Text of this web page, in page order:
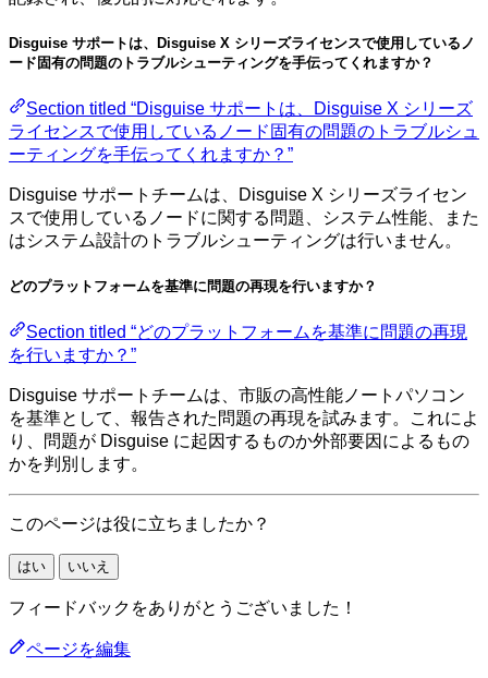
Disguise サポートは、Disguise X シリーズライセンスで使用しているノ
ード固有の問題のトラブルシューティングを手伝ってくれますか？
Section titled “Disguise サポートは、Disguise X シリーズ
ライセンスで使用しているノード固有の問題のトラブルシュ
ーティングを手伝ってくれますか？”
Disguise サポートチームは、Disguise X シリーズライセン
スで使用しているノードに関する問題、システム性能、また
はシステム設計のトラブルシューティングは行いません。
どのプラットフォームを基準に問題の再現を行いますか？
Section titled “どのプラットフォームを基準に問題の再現
を行いますか？”
Disguise サポートチームは、市販の高性能ノートパソコン
を基準として、報告された問題の再現を試みます。これによ
り、問題が Disguise に起因するものか外部要因によるもの
かを判別します。
このページは役に立ちましたか？
はい いいえ
フィードバックをありがとうございました！
ページを編集